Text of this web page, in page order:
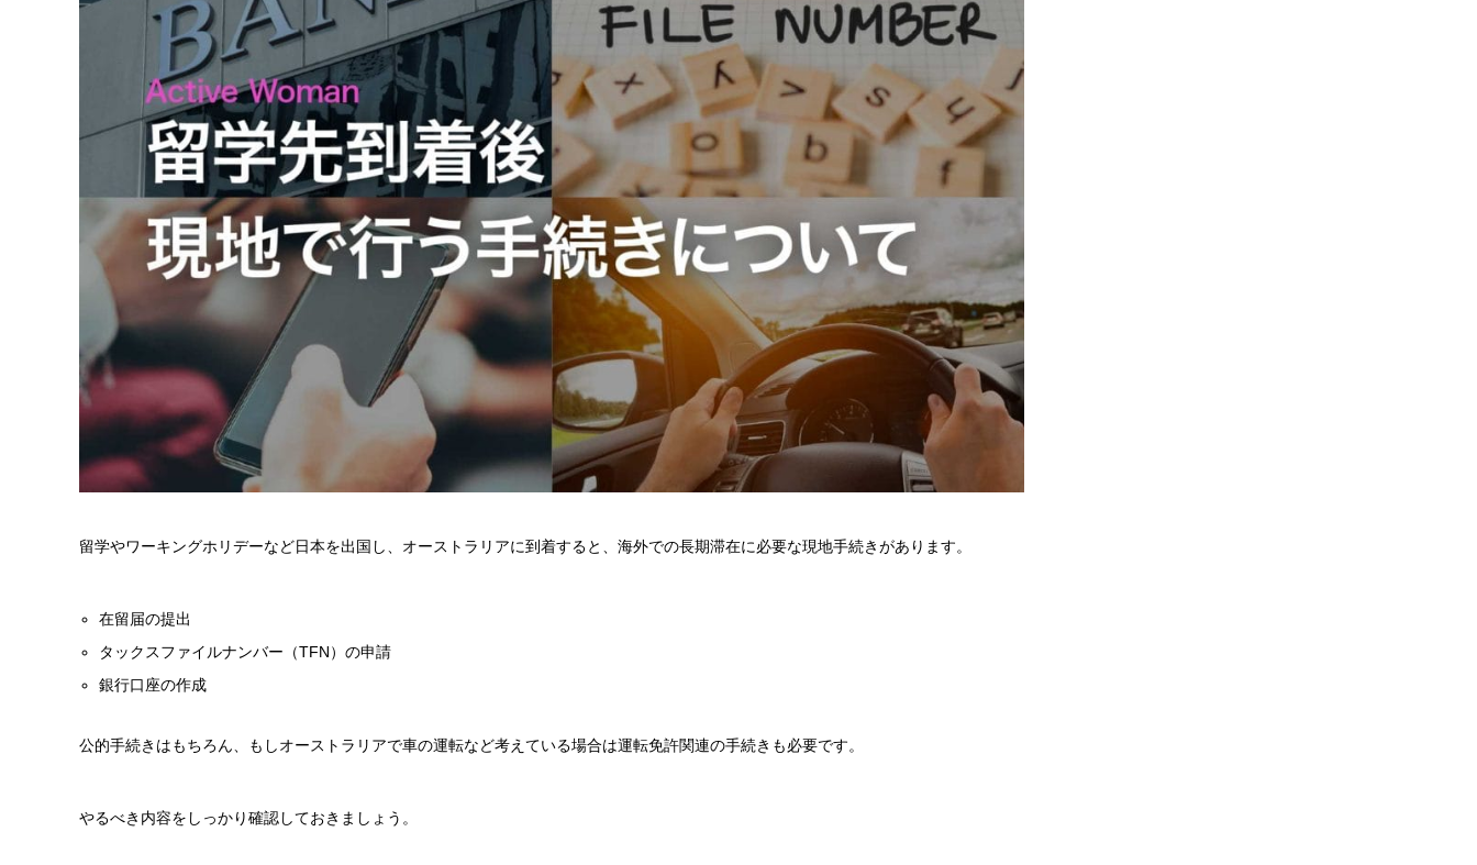
留学やワーキングホリデーなど日本を出国し、オーストラリアに到着すると、海外での長期滞在に必要な現地手続きがあります。
在留届の提出
タックスファイルナンバー（TFN）の申請
銀行口座の作成
公的手続きはもちろん、もしオーストラリアで車の運転など考えている場合は運転免許関連の手続きも必要です。
やるべき内容をしっかり確認しておきましょう。